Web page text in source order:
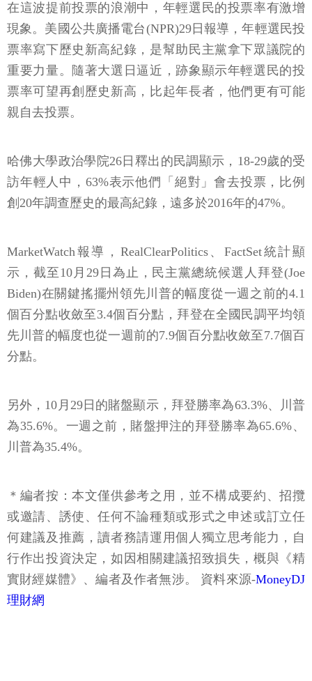
在這波提前投票的浪潮中，年輕選民的投票率有激增
現象。美國公共廣播電台(NPR)29日報導，年輕選民投
票率寫下歷史新高紀錄，是幫助民主黨拿下眾議院的
重要力量。隨著大選日逼近，跡象顯示年輕選民的投
票率可望再創歷史新高，比起年長者，他們更有可能
親自去投票。
哈佛大學政治學院26日釋出的民調顯示，18-29歲的受
訪年輕人中，63%表示他們「絕對」會去投票，比例
創20年調查歷史的最高紀錄，遠多於2016年的47%。
MarketWatch報導，RealClearPolitics、FactSet統計顯
示，截至10月29日為止，民主黨總統候選人拜登(Joe
Biden)在關鍵搖擺州領先川普的幅度從一週之前的4.1
個百分點收斂至3.4個百分點，拜登在全國民調平均領
先川普的幅度也從一週前的7.9個百分點收斂至7.7個百
分點。
另外，10月29日的賭盤顯示，拜登勝率為63.3%、川普
為35.6%。一週之前，賭盤押注的拜登勝率為65.6%、
川普為35.4%。
＊編者按：本文僅供參考之用，並不構成要約、招攬
或邀請、誘使、任何不論種類或形式之申述或訂立任
何建議及推薦，讀者務請運用個人獨立思考能力，自
行作出投資決定，如因相關建議招致損失，概與《精
實財經媒體》、編者及作者無涉。 資料來源-MoneyDJ
理財網